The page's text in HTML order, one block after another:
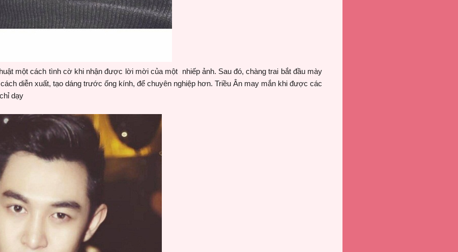
một cách tình cờ khi nhận được lời mời của một nhiếp ảnh. Sau đó, chàng trai bắt đầu mày
diễn xuất, tạo dáng trước ống kính, để chuyên nghiệp hơn. Triều Ân may mắn khi được các
dạy